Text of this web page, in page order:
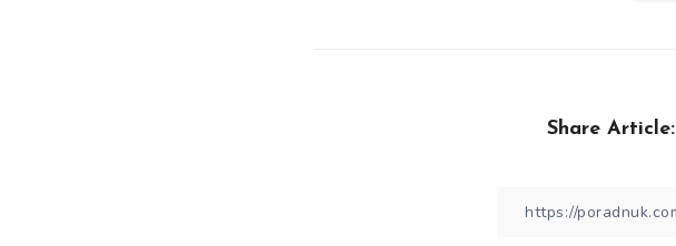
Share Article: